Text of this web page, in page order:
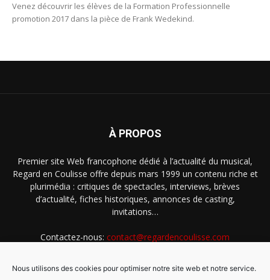
Nous utilisons des cookies pour optimiser notre site web et notre service.
Venez découvrir les élèves de la Formation Professionnelle
promotion 2017 dans la pièce de Frank Wedekind.
À PROPOS
Premier site Web francophone dédié à l’actualité du musical,
Regard en Coulisse offre depuis mars 1999 un contenu riche et
plurimédia : critiques de spectacles, interviews, brèves
d’actualité, fiches historiques, annonces de casting,
invitations…
Contactez-nous: contact@regardencoulisse.com